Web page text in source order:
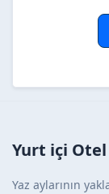
Yurt içi
Yaz aylarının